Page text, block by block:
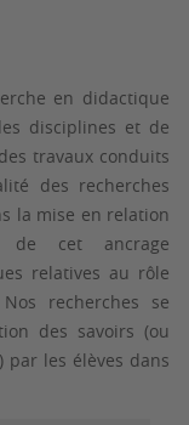
en didactique
disciplines et de
travaux conduits
des recherches
la mise en relation
de cet ancrage
relatives au rôle
recherches se
des savoirs (ou
par les élèves dans